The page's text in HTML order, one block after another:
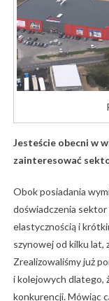
Jesteście obecni w
zainteresować
Obok posiadania
doświadczenia
elastycznością i
szynowej od kilku lat,
Zrealizowaliśmy już
i kolejowych dlatego,
konkurencji. Mówiąc